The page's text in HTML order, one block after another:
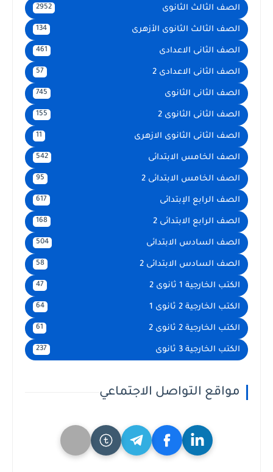
الصف الثالث الثانوى 2952
الصف الثالث الثانوى الأزهرى 134
الصف الثانى الاعدادى 461
الصف الثانى الاعدادى 2 57
الصف الثانى الثانوى 745
الصف الثانى الثانوى 2 155
الصف الثانى الثانوى الازهرى 11
الصف الخامس الابتدائى 542
الصف الخامس الابتدائى 2 95
الصف الرابع الإبتدائى 617
الصف الرابع الابتدائى 2 168
الصف السادس الابتدائى 504
الصف السادس الابتدائى 2 58
الكتب الخارجية 1 ثانوى 2 47
الكتب الخارجية 2 ثانوى 1 64
الكتب الخارجية 2 ثانوى 2 61
الكتب الخارجية 3 ثانوى 237
مواقع التواصل الاجتماعي